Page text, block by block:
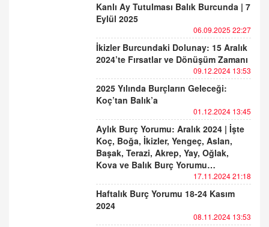
Kanlı Ay Tutulması Balık Burcunda | 7
Eylül 2025
06.09.2025 22:27
İkizler Burcundaki Dolunay: 15 Aralık
2024’te Fırsatlar ve Dönüşüm Zamanı
09.12.2024 13:53
2025 Yılında Burçların Geleceği:
Koç’tan Balık’a
01.12.2024 13:45
Aylık Burç Yorumu: Aralık 2024 | İşte
Koç, Boğa, İkizler, Yengeç, Aslan,
Başak, Terazi, Akrep, Yay, Oğlak,
Kova ve Balık Burç Yorumu…
17.11.2024 21:18
Haftalık Burç Yorumu 18-24 Kasım
2024
08.11.2024 13:53